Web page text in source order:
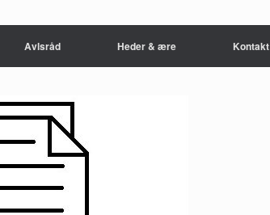
Avlsråd Heder & ære Kontakt